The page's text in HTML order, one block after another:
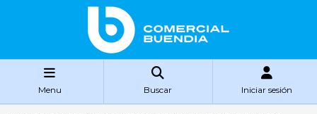
Menu Buscar Iniciar sesión